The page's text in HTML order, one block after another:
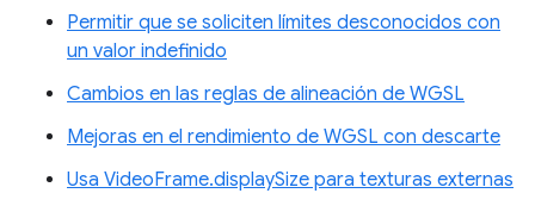
Permitir que se soliciten límites desconocidos con
un valor indefinido
Cambios en las reglas de alineación de WGSL
Mejoras en el rendimiento de WGSL con descarte
Usa VideoFrame.displaySize para texturas externas